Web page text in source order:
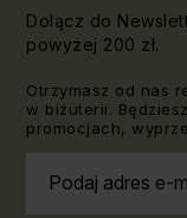
Dołącz do
powyżej 200 zł.
Otrzymasz od nas
w biżuterii.
promocjach,
Podaj adres e-